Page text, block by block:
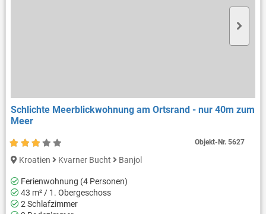
Schlichte Meerblickwohnung am Ortsrand - nur 40m zum
Meer
Kroatien Kvarner Bucht Banjol
Ferienwohnung (4 Personen)
43 m² / 1. Obergeschoss
2 Schlafzimmer
Objekt-Nr.5627